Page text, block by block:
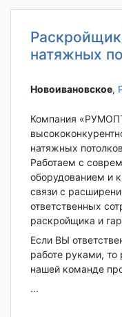
натяжных
Новоивановское‎,
Компания
натяжных
Работаем с
оборудованием и
связи с
ответственных
раскройщика и
Если ВЫ
работе руками, то
нашей команде
...